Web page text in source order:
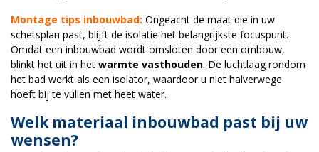
Montage tips inbouwbad: Ongeacht de maat die in uw
schetsplan past, blijft de isolatie het belangrijkste focuspunt.
Omdat een inbouwbad wordt omsloten door een ombouw,
blinkt het uit in het warmte vasthouden. De luchtlaag rondom
het bad werkt als een isolator, waardoor u niet halverwege
hoeft bij te vullen met heet water.
Welk materiaal inbouwbad past bij uw
wensen?